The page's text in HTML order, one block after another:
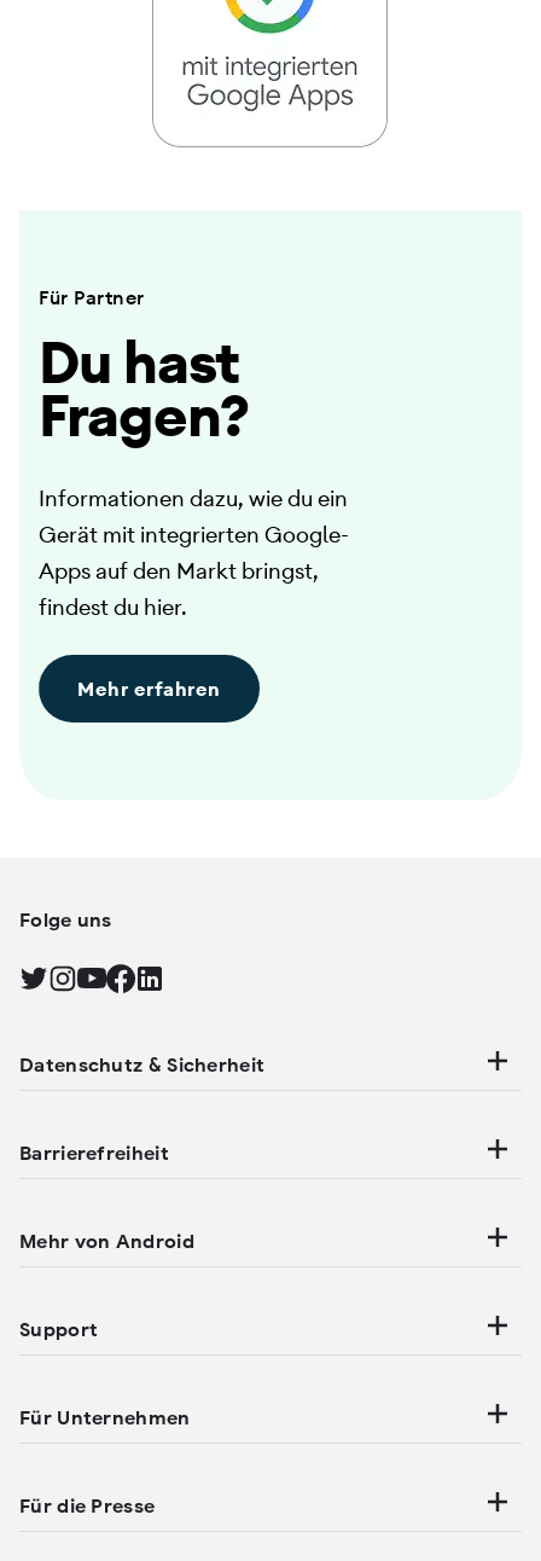
Für Partner
Du hast
Fragen?
Informationen dazu, wie du ein
Gerät mit integrierten Google-
Apps auf den Markt bringst,
findest du hier.
Mehr erfahren
Folge uns
Android auf Twitter suchen, In neuem Tab öffnen
Android auf Instagram, In neuem Tab öffnen
Android auf YouTube, In neuem Tab öffnen
Android auf Facebook, In neuem Tab öffnen
Find Android on LinkedIn, In neuem Tab öffnen
Datenschutz & Sicherheit
Barrierefreiheit
Mehr von Android
Support
Für Unternehmen
Für die Presse